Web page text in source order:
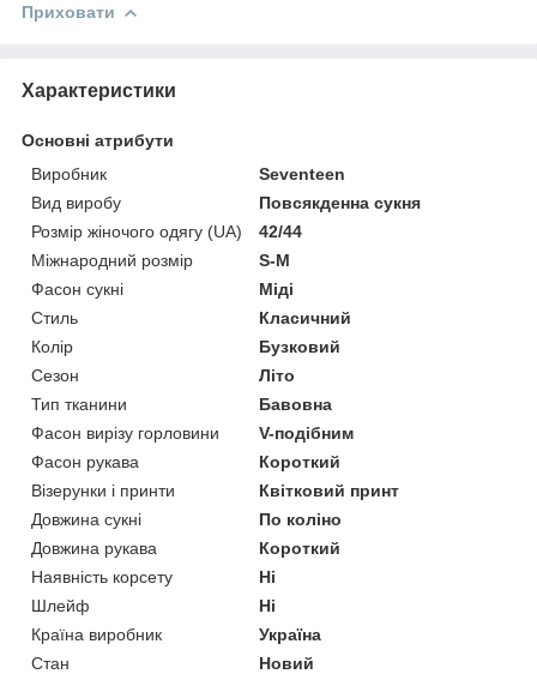
Приховати
Характеристики
Основні атрибути
Виробник
Seventeen
Вид виробу
Повсякденна сукня
Розмір жіночого одягу (UA)
42/44
Міжнародний розмір
S-M
Фасон сукні
Міді
Стиль
Класичний
Колір
Бузковий
Сезон
Літо
Тип тканини
Бавовна
Фасон вирізу горловини
V-подібним
Фасон рукава
Короткий
Візерунки і принти
Квітковий принт
Довжина сукні
По коліно
Довжина рукава
Короткий
Наявність корсету
Ні
Шлейф
Ні
Країна виробник
Україна
Стан
Новий